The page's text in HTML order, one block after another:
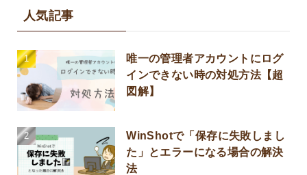
人気記事
唯一の管理者アカウントにログ
インできない時の対処方法【超
図解】
WinShotで「保存に失敗しまし
た」とエラーになる場合の解決
法